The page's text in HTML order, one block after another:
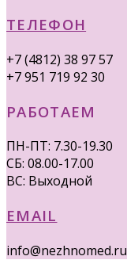
ТЕЛЕФОН
+7 (4812) 38 97 57
+7 951 719 92 30
РАБОТАЕМ
ПН-ПТ: 7.30-19.30
СБ: 08.00-17.00
ВС: Выходной
EMAIL
info@nezhnomed.ru